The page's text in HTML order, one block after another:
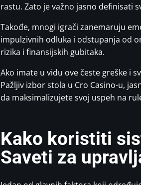
rastu. Zato je važno jasno definisati
Takođe, mnogi igrači zanemaruju
impulzivnih odluka i odstupanja od
rizika i finansijskih gubitaka.
Ako imate u vidu ove česte greške i
Pažljiv izbor stola u Cro Casino-u,
da maksimalizujete svoj uspeh na
Kako koristiti
Saveti za